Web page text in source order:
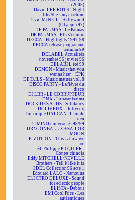
(2005)
David LEE ROTH - Night
life/She's my machine
David McNEIL - Hollywood
(Olympia 97)
DE PALMAS - De Palmas
DE PALMAS - Elle s'ennuie
DECCA - Highlights 1997-98
DECCA release programme
autumn 89
DELABEL Actualités
novembre 95 janvier 96
DELABEL été 99
DEMON - Music that you
wanna hear + EPK
DETAILS - Music matters vol. 8
DISCO PARTY - La fièvre du
disco
DJ LBR - LE CORRUPTEUR
DNA - La serenissima
DOCK DES SUDS - Solidaires
DOLIVEUX - Doliveux
Dominique DALCAN - L'air de
rien
DOMINO nouveautés 98/99
DRAGONBALL Z + SAILOR
MOON
E-MOTION - This is how we
are
éd. Philippe PICQUIER -
Contes chinois
Eddy MITCHELL/NEVILLE
Brothers - Tell it like it is
EDEL Collection 96 acte 1
Edouard LALO - Namouna
ELECTRO DELUXE - Sound
for eclectic people
ELISTA - Debout
EMI Cool Price - Les
authentiques